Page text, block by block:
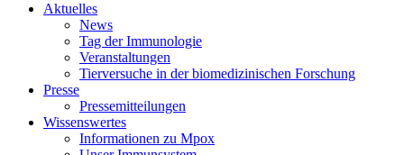
Aktuelles
News
Tag der Immunologie
Veranstaltungen
Tierversuche in der biomedizinischen Forschung
Presse
Pressemitteilungen
Wissenswertes
Informationen zu Mpox